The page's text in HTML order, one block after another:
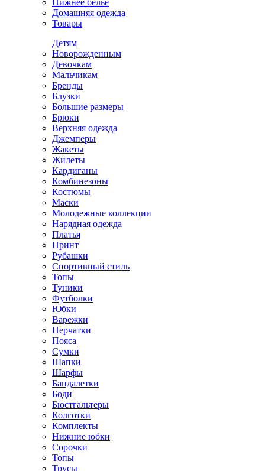
Домашняя одежда
Товары
Детям
Новорожденным
Девочкам
Мальчикам
Бренды
Блузки
Большие размеры
Брюки
Верхняя одежда
Джемперы
Жакеты
Жилеты
Кардиганы
Комбинезоны
Костюмы
Маски
Молодежные коллекции
Нарядная одежда
Платья
Принт
Рубашки
Спортивный стиль
Топы
Туники
Футболки
Юбки
Варежки
Перчатки
Пояса
Сумки
Шапки
Шарфы
Бандалетки
Боди
Бюстгальтеры
Колготки
Комплекты
Нижние юбки
Сорочки
Топы
Трусы